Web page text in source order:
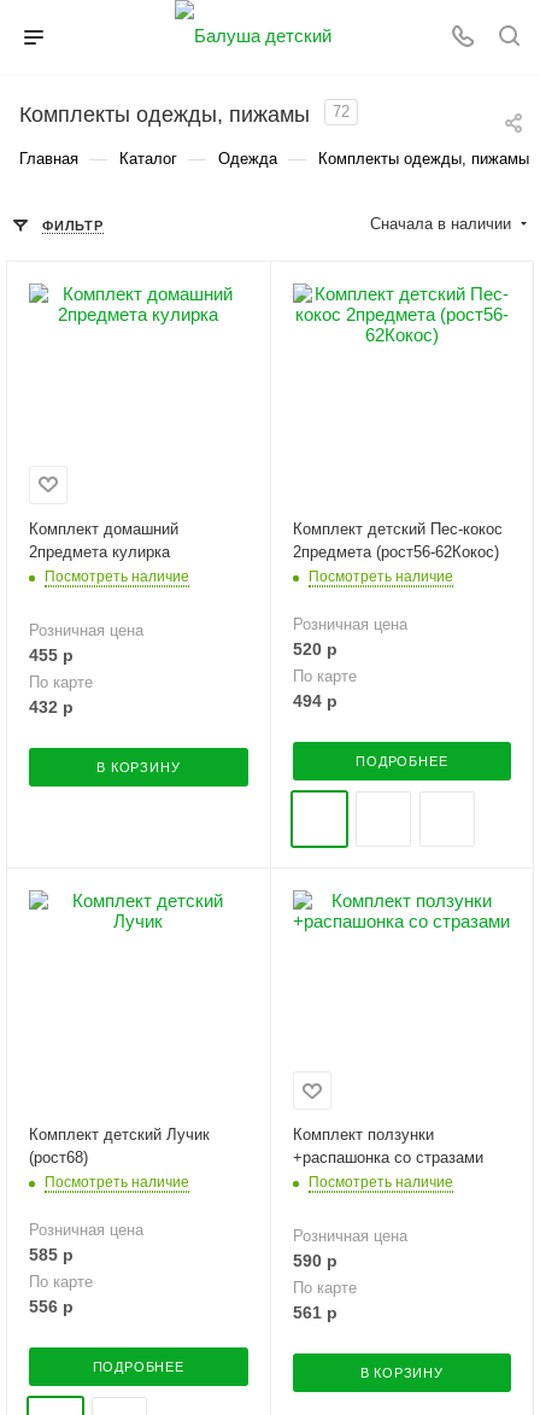
Комплекты одежды, пижамы 72
Главная — Каталог — Одежда — Комплекты одежды, пижамы
ФИЛЬТР Сначала в наличии
Комплект домашний
2предмета кулирка
Посмотреть наличие
Розничная цена
455 р
По карте
432 р
В КОРЗИНУ
Комплект детский Пес-кокос
2предмета (рост56-62Кокос)
Посмотреть наличие
Розничная цена
520р
По карте
494р
ПОДРОБНЕЕ
Комплект детский Лучик
(рост68)
Посмотреть наличие
Розничная цена
585 р
По карте
556 р
ПОДРОБНЕЕ
Комплект ползунки
+распашонка со стразами
Посмотреть наличие
Розничная цена
590р
По карте
561р
В КОРЗИНУ